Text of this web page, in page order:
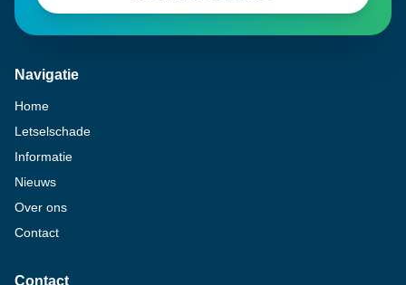
Navigatie
Home
Letselschade
Informatie
Nieuws
Over ons
Contact
Contact